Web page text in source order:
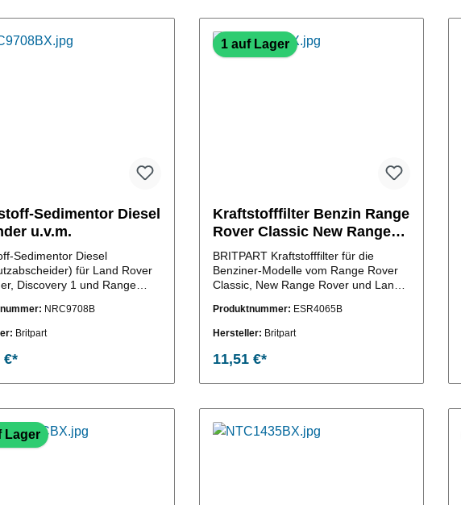
Sedimentor Diesel
u.v.m.
Sedimentor Diesel
für Land Rover
Discovery 1 und Range
NRC9708B
Britpart
€*
1 auf Lager
Kraftstofffilter Benzin Range
Rover Classic New Range
Rover Discovery 1
BRITPART Kraftstofffilter für die
Benziner-Modelle vom Range Rover
Classic, New Range Rover und Land
ESR4065)
Produktnummer: ESR4065B
Hersteller: Britpart
11,51 €*
Lager